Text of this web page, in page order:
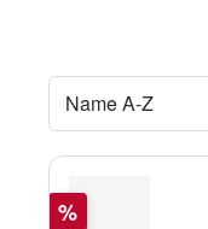
Rabatt
%